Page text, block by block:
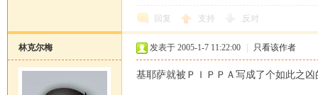
回复 支持 反对
林克尔梅 发表于 2005-1-7 11:22:00 只看该作者
基耶萨就被ＰＩＰＰＡ写成了个如此之